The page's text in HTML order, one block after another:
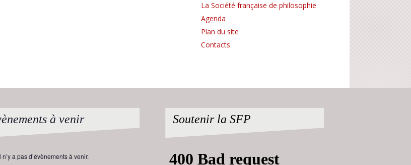
La Société française de philosophie
Agenda
Plan du site
Contacts
à venir
n’y a pas d’évènements à venir.
Soutenir la SFP